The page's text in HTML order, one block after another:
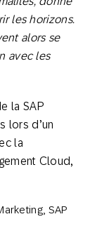
les horizons.
alors se
avec les
la SAP
lors d’un
la
Cloud,
SAP